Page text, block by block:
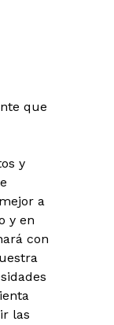
que
y
a
y en
con
las